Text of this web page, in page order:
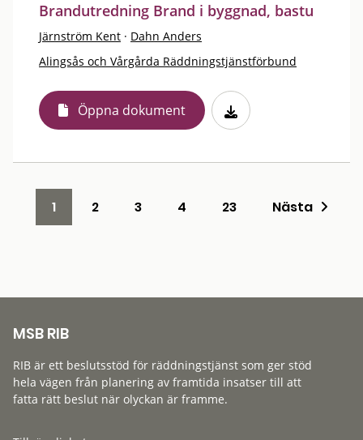
Brandutredning Brand i byggnad, bastu
Järnström Kent · Dahn Anders
Alingsås och Vårgårda Räddningstjänstförbund
Öppna dokument
1 2 3 4 23 Nästa
MSB RIB
RIB är ett beslutsstöd för räddningstjänst som ger stöd
hela vägen från planering av framtida insatser till att
fatta rätt beslut när olyckan är framme.